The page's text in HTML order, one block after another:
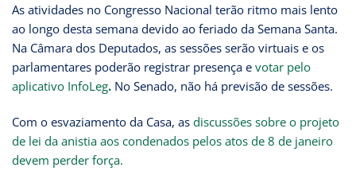
As atividades no Congresso Nacional terão ritmo mais lento
ao longo desta semana devido ao feriado da Semana Santa.
Na Câmara dos Deputados, as sessões serão virtuais e os
parlamentares poderão registrar presença e votar pelo
aplicativo InfoLeg. No Senado, não há previsão de sessões.
Com o esvaziamento da Casa, as discussões sobre o projeto
de lei da anistia aos condenados pelos atos de 8 de janeiro
devem perder força.